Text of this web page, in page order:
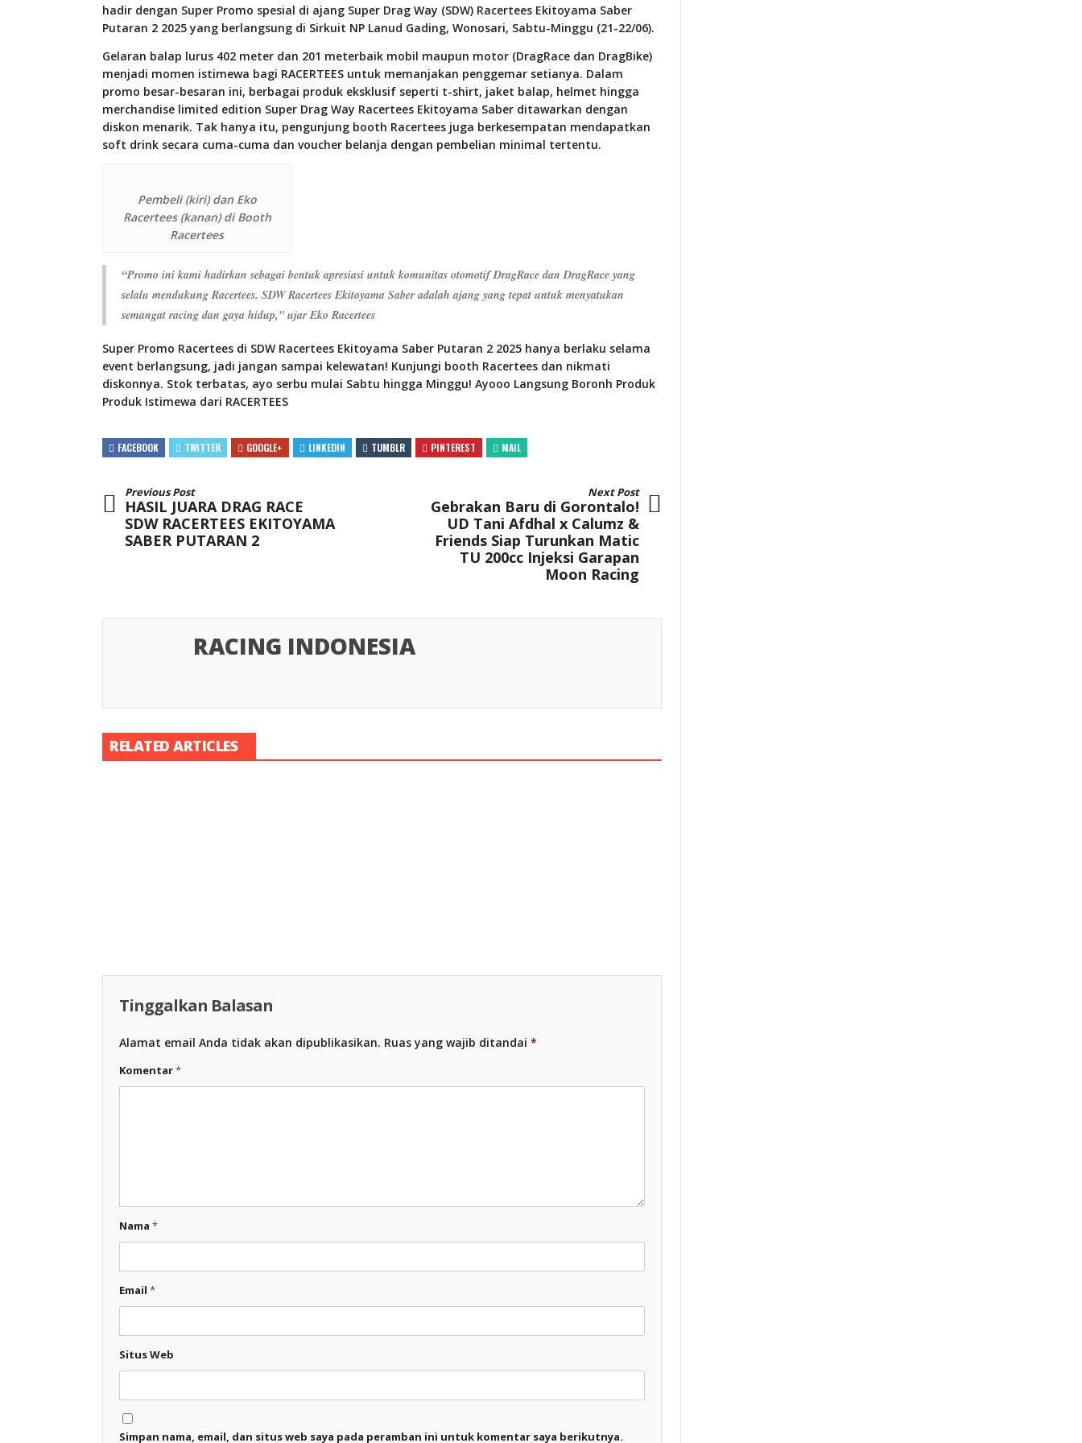
hadir dengan Super Promo spesial di ajang Super Drag Way (SDW) Racertees Ekitoyama Saber
Putaran 2 2025 yang berlangsung di Sirkuit NP Lanud Gading, Wonosari, Sabtu-Minggu (21-22/06).
Gelaran balap lurus 402 meter dan 201 meterbaik mobil maupun motor (DragRace dan DragBike)
menjadi momen istimewa bagi RACERTEES untuk memanjakan penggemar setianya. Dalam
promo besar-besaran ini, berbagai produk eksklusif seperti t-shirt, jaket balap, helmet hingga
merchandise limited edition Super Drag Way Racertees Ekitoyama Saber ditawarkan dengan
diskon menarik. Tak hanya itu, pengunjung booth Racertees juga berkesempatan mendapatkan
soft drink secara cuma-cuma dan voucher belanja dengan pembelian minimal tertentu.
Pembeli (kiri) dan Eko
Racertees (kanan) di Booth
Racertees
“Promo ini kami hadirkan sebagai bentuk apresiasi untuk komunitas otomotif DragRace dan DragRace yang
selalu mendukung Racertees. SDW Racertees Ekitoyama Saber adalah ajang yang tepat untuk menyatukan
semangat racing dan gaya hidup,” ujar Eko Racertees
Super Promo Racertees di SDW Racertees Ekitoyama Saber Putaran 2 2025 hanya berlaku selama
event berlangsung, jadi jangan sampai kelewatan! Kunjungi booth Racertees dan nikmati
diskonnya. Stok terbatas, ayo serbu mulai Sabtu hingga Minggu! Ayooo Langsung Boronh Produk
Produk Istimewa dari RACERTEES
FACEBOOK TWITTER GOOGLE+ LINKEDIN TUMBLR PINTEREST MAIL
Previous Post
HASIL JUARA DRAG RACE
SDW RACERTEES EKITOYAMA
SABER PUTARAN 2
Next Post
Gebrakan Baru di Gorontalo!
UD Tani Afdhal x Calumz &
Friends Siap Turunkan Matic
TU 200cc Injeksi Garapan
Moon Racing
RACING INDONESIA
RELATED ARTICLES
Tinggalkan Balasan
Alamat email Anda tidak akan dipublikasikan. Ruas yang wajib ditandai *
Komentar*
Nama *
Email *
Situs Web
Simpan nama, email, dan situs web saya pada peramban ini untuk komentar saya berikutnya.